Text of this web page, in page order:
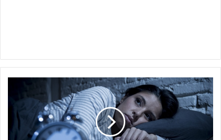
كيف
نتعامل
مع
الأرق